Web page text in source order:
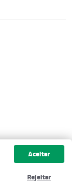
Aceitar
Rejeitar